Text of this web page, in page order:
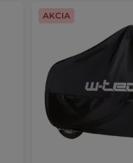
AKCIA